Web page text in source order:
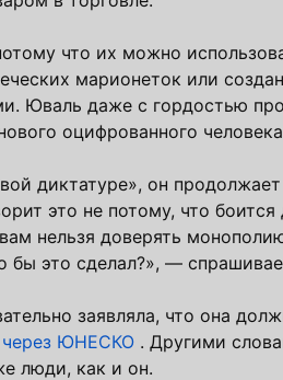
что их можно
марионеток или
Юваль даже с гордостью
оцифрованного
диктатуре», он
это не потому, что боится
нельзя доверять
бы это сделал?», —
заявляла, что она
через ЮНЕСКО . Другими
люди, как и он.